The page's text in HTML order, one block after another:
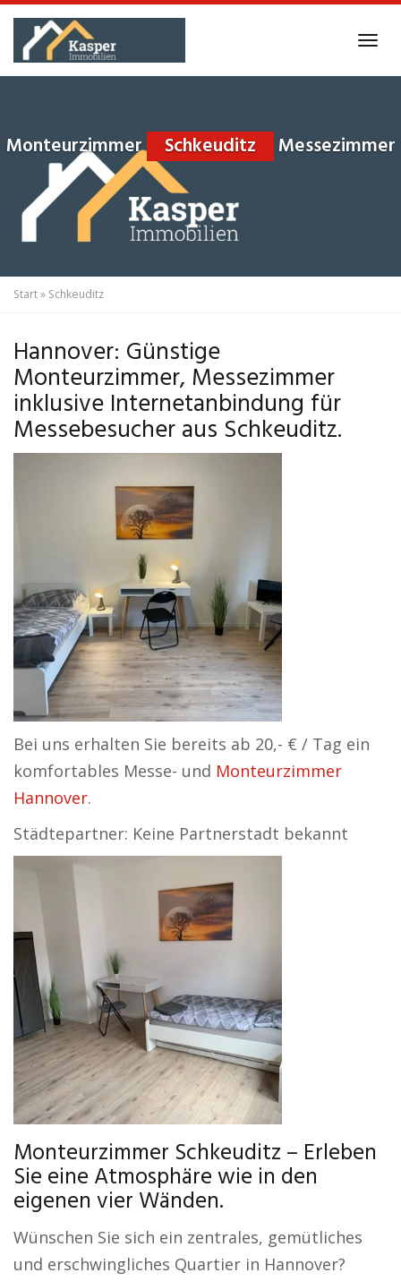
Skip
main
Monteurzimmer Schkeuditz Messezimmer
Start» Schkeuditz
Hannover: Günstige
Monteurzimmer, Messezimmer
inklusive Internetanbindung für
Messebesucher aus Schkeuditz.
Bei uns erhalten Sie bereits ab 20,- € / Tag ein
komfortables Messe- und Monteurzimmer
Hannover.
Städtepartner: Keine Partnerstadt bekannt
Monteurzimmer Schkeuditz – Erleben
Sie eine Atmosphäre wie in den
eigenen vier Wänden.
Wünschen Sie sich ein zentrales, gemütliches
und erschwingliches Quartier in Hannover?